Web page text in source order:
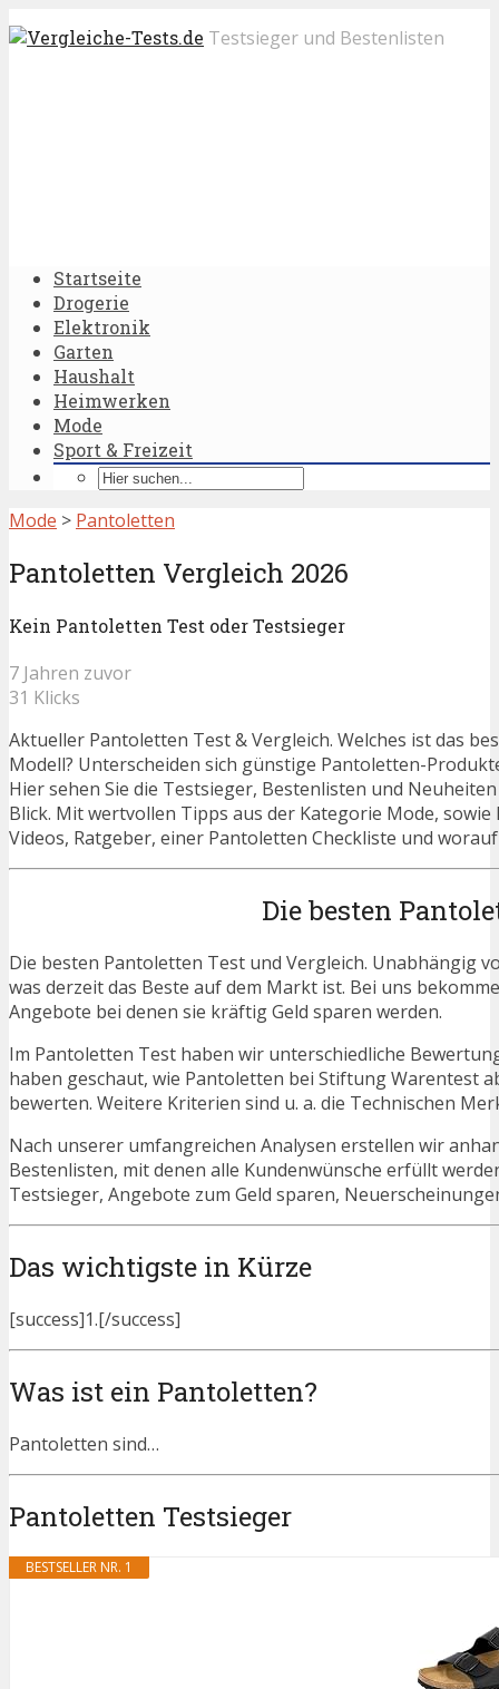
Testsieger und Bestenlisten
Startseite
Drogerie
Elektronik
Garten
Haushalt
Heimwerken
Mode
Sport & Freizeit
Mode > Pantoletten
Pantoletten Vergleich 2026
Kein Pantoletten Test oder Testsieger
7 Jahren zuvor
31 Klicks
Aktueller Pantoletten Test & Vergleich. Welches ist das
Modell? Unterscheiden sich günstige Pantoletten-
Hier sehen Sie die Testsieger, Bestenlisten und
Blick. Mit wertvollen Tipps aus der Kategorie Mode,
Videos, Ratgeber, einer Pantoletten Checkliste und
Die besten
Die besten Pantoletten Test und Vergleich. Unabhängig
was derzeit das Beste auf dem Markt ist. Bei uns
Angebote bei denen sie kräftig Geld sparen werden.
Im Pantoletten Test haben wir unterschiedliche
haben geschaut, wie Pantoletten bei Stiftung Warentest
bewerten. Weitere Kriterien sind u. a. die Technischen
Nach unserer umfangreichen Analysen erstellen wir
Bestenlisten, mit denen alle Kundenwünsche erfüllt
Testsieger, Angebote zum Geld sparen,
Das wichtigste in Kürze
[success]1.[/success]
Was ist ein Pantoletten?
Pantoletten sind…
Pantoletten Testsieger
BESTSELLER NR. 1